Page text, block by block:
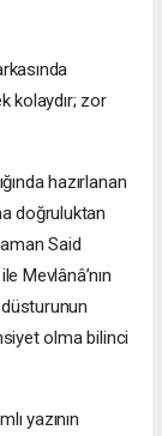
kolaydır; zor
hazırlanan
doğruluktan
Said
Mevlânâ’nın
olma bilinci
yazının